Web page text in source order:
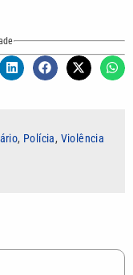
, Polícia, Violência